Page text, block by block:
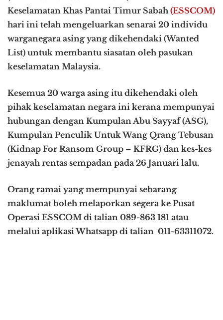
Keselamatan Khas Pantai Timur Sabah(ESSCOM)
hari ini telah mengeluarkan senarai 20 individu
warganegara asing yang dikehendaki (Wanted
List) untuk membantu siasatan oleh pasukan
keselamatan Malaysia.
Kesemua 20 warga asing itu dikehendaki oleh
pihak keselamatan negara ini kerana mempunyai
hubungan dengan Kumpulan Abu Sayyaf (ASG),
Kumpulan Penculik Untuk Wang Qrang Tebusan
(Kidnap For Ransom Group – KFRG) dan kes-kes
jenayah rentas sempadan pada 26 Januari lalu.
Orang ramai yang mempunyai sebarang
maklumat boleh melaporkan segera ke Pusat
Operasi ESSCOM di talian 089-863 181 atau
melalui aplikasi Whatsapp di talian 011-63311072.